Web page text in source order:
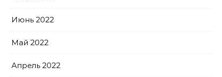
Июнь 2022
Май 2022
Апрель 2022